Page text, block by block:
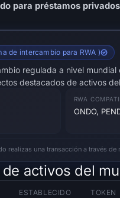
para préstamos
de intercambio para RWA )
regulada a nivel
destacados de activos
RWA
ONDO,
realizas una transacción a través
activos del
ESTABLECIDO TOKEN